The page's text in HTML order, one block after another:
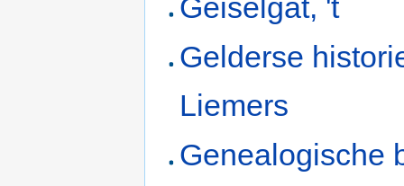
Geiselgat, 't
Gelderse
Liemers
Genealogische